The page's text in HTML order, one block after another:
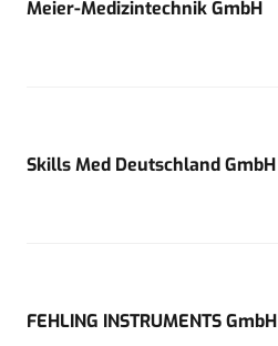
Meier-Medizintechnik GmbH
Skills Med Deutschland GmbH
FEHLING INSTRUMENTS GmbH